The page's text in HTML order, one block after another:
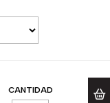
CANTIDAD